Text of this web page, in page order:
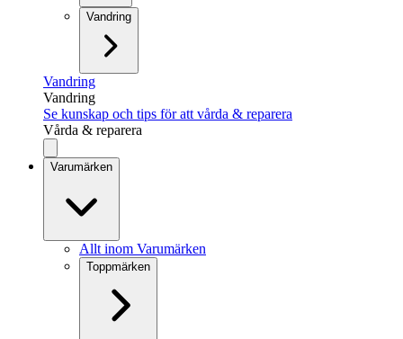
Vandring
Vandring
Vandring
Se kunskap och tips för att vårda & reparera
Vårda & reparera
Varumärken
Allt inom Varumärken
Toppmärken